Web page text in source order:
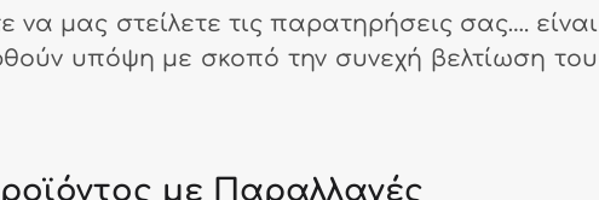
μας στείλετε τις παρατηρήσεις σας…. είναι
υπόψη με σκοπό την συνεχή βελτίωση του
με Παραλλαγές